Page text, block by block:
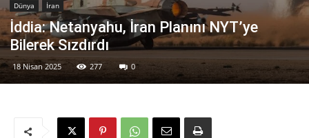
Dünya İran
İddia: Netanyahu, İran Planını NYT’ye
Bilerek Sızdırdı
18 Nisan 2025 277 0